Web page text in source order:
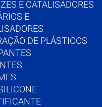
E CATALISADORES
E
DE PLÁSTICOS